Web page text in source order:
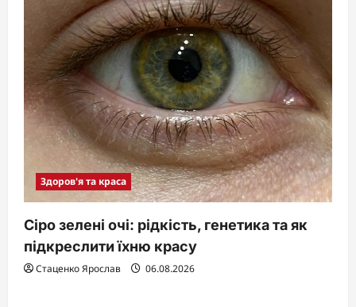
Здоров'я та краса
Сіро зелені очі: рідкість, генетика та як
підкреслити їхню красу
Стаценко Ярослав 06.08.2026